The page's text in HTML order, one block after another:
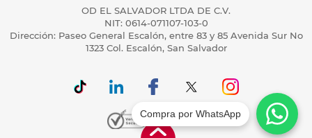
OD EL SALVADOR LTDA DE C.V.
NIT: 0614-071107-103-0
Dirección: Paseo General Escalón, entre 83 y 85 Avenida Sur No
1323 Col. Escalón, San Salvador
Compra por WhatsApp